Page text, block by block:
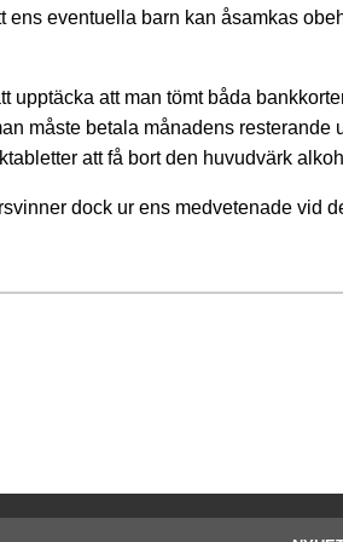
ens eventuella barn kan åsamkas
upptäcka att man tömt båda
måste betala månadens resterande
att få bort den huvudvärk
dock ur ens medvetenade vid